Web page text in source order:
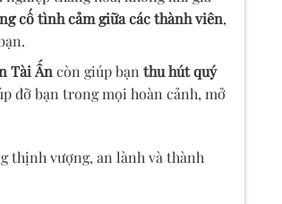
cố tình cảm giữa các thành viên,
Tài Ấncòn giúp bạn thu hút quý
đỡ bạn trong mọi hoàn cảnh, mở
thịnh vượng, an lành và thành